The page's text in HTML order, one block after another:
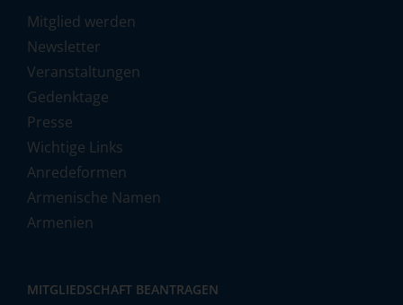
Mitglied werden
Newsletter
Veranstaltungen
Gedenktage
Presse
Wichtige Links
Anredeformen
Armenische Namen
Armenien
MITGLIEDSCHAFT BEANTRAGEN